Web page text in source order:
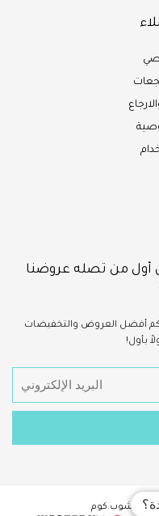
أول من تصله عروضنا
أفضل العروض والتخفيضات
بأول!